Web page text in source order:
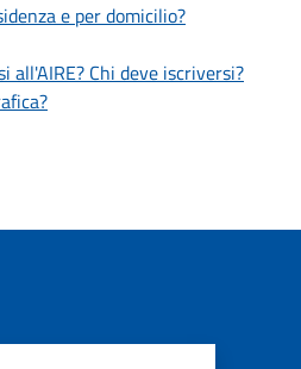
e per domicilio?
all'AIRE? Chi deve iscriversi?